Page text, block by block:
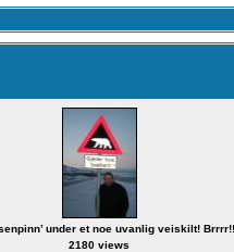
under et noe uvanlig veiskilt!
2180 views